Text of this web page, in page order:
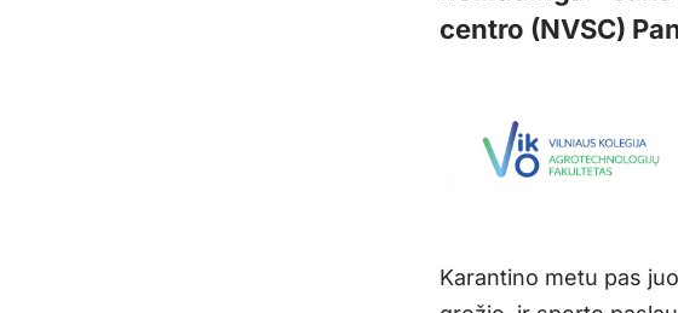
centro (NVSC)
Karantino metu pas